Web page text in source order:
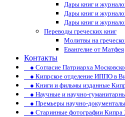
Дары книг и
Дары книг и
Дары книг и
Переводы греческих книг
Молитвы на
Евангелие от Матфея
Контакты
● Согласие Патриарха
● Кипрское отделение ИППО в
● Книги и фильмы изданные
● Научные и научно-
● Премьеры научно-
● Старинные фотографии